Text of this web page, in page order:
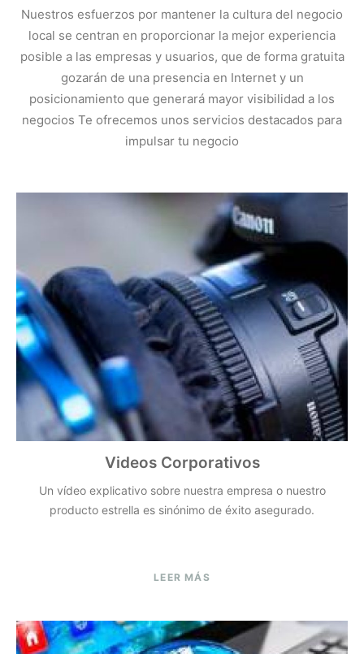
Nuestros esfuerzos por mantener la cultura del negocio
local se centran en proporcionar la mejor experiencia
posible a las empresas y usuarios, que de forma gratuita
gozarán de una presencia en Internet y un
posicionamiento que generará mayor visibilidad a los
negocios Te ofrecemos unos servicios destacados para
impulsar tu negocio
Videos Corporativos
Un vídeo explicativo sobre nuestra empresa o nuestro
producto estrella es sinónimo de éxito asegurado.
LEER MÁS